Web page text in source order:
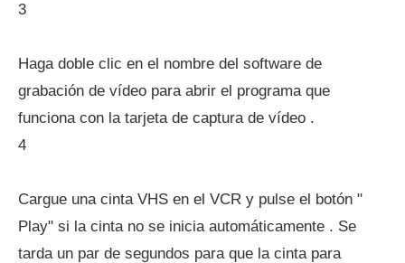
3
Haga doble clic en el nombre del software de
grabación de vídeo para abrir el programa que
funciona con la tarjeta de captura de vídeo .
4
Cargue una cinta VHS en el VCR y pulse el botón "
Play" si la cinta no se inicia automáticamente . Se
tarda un par de segundos para que la cinta para